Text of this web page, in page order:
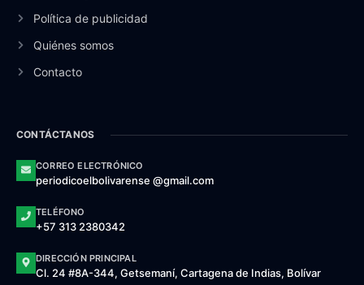
Política de publicidad
Quiénes somos
Contacto
CONTÁCTANOS
CORREO ELECTRÓNICO
periodicoelbolivarense @gmail.com
TELÉFONO
+57 313 2380342
DIRECCIÓN PRINCIPAL
Cl. 24 #8A-344, Getsemaní, Cartagena de Indias, Bolívar